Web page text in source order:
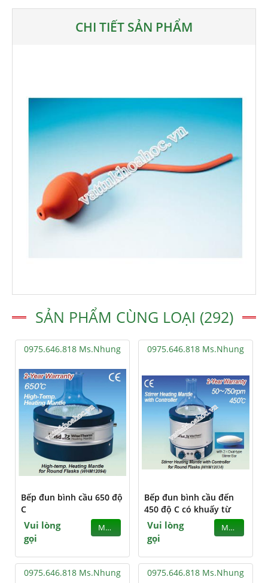
CHI TIẾT SẢN PHẨM
SẢN PHẨM CÙNG LOẠI (292)
0975.646.818 Ms.Nhung
Bếp đun bình cầu 650 độ
C
Vui lòng
gọi
MUA
0975.646.818 Ms.Nhung
Bếp đun bình cầu đến
450 độ C có khuấy từ
Vui lòng
gọi
MUA
0975.646.818 Ms.Nhung 0975.646.818 Ms.Nhung